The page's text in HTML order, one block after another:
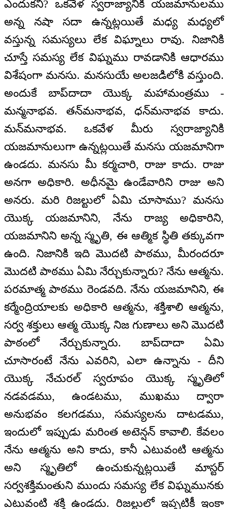
ఎందుకని? ఒకవేళ స్వరాజ్యానికి యజమానులము
అన్న నషా సదా ఉన్నట్లయితే మధ్య మధ్యలో
వస్తున్న సమస్యలు లేక విఘ్నాలు రావు. నిజానికి
చూస్తే సమస్య లేక విఘ్నము రావడానికి ఆధారము
విశేషంగా మనసు. మనసుయే అలజడిలోకి వస్తుంది.
అందుకే బాప్‌దాదా యొక్క మహామంత్రము -
మన్మనాభవ. తన్‌మనాభవ, ధన్‌మనాభవ కాదు.
మన్‌మనాభవ. ఒకవేళ మీరు స్వరాజ్యానికి
యజమానులుగా ఉన్నట్లయితే మనసు యజమానిగా
ఉండదు. మనసు మీ కర్మచారి, రాజు కాదు. రాజు
అనగా అధికారి. అధీనమై ఉండేవారిని రాజు అని
అనరు. మరి రిజల్టులో ఏమి చూసాము? మనసు
యొక్క యజమానిని, నేను రాజ్య అధికారిని,
యజమానిని అన్న స్మృతి, ఈ ఆత్మిక స్థితి తక్కువగా
ఉంది. నిజానికి ఇది మొదటి పాఠము, మీరందరూ
మొదటి పాఠము ఏమి నేర్చుకున్నారు? నేను ఆత్మను.
పరమాత్మ పాఠము రెండవది. నేను యజమానిని, ఈ
కర్మేంద్రియాలకు అధికారి ఆత్మను, శక్తిశాలి ఆత్మను,
సర్వ శక్తులు ఆత్మ యొక్క నిజ గుణాలు అని మొదటి
పాఠంలో నేర్చుకున్నారు. బాప్‌దాదా ఏమి
చూసారంటే నేను ఎవరిని, ఎలా ఉన్నాను - దీని
యొక్క నేచురల్‌ స్వరూపం యొక్క స్మృతిలో
నడవడము, ఉండటము, ముఖము ద్వారా
అనుభవం కలగడము, సమస్యలను దాటడము,
ఇందులో ఇప్పుడు మరింత అటెన్షన్‌ కావాలి. కేవలం
నేను ఆత్మను అని కాదు, కానీ ఎటువంటి ఆత్మను
అని స్మృతిలో ఉంచుకున్నట్లయితే మాస్టర్‌
సర్వశక్తిమంతుని ముందు సమస్య లేక విఘ్నమునకు
ఎటువంటి శక్తి ఉండదు. రిజల్టులో ఇప్పటికీ ఇంకా